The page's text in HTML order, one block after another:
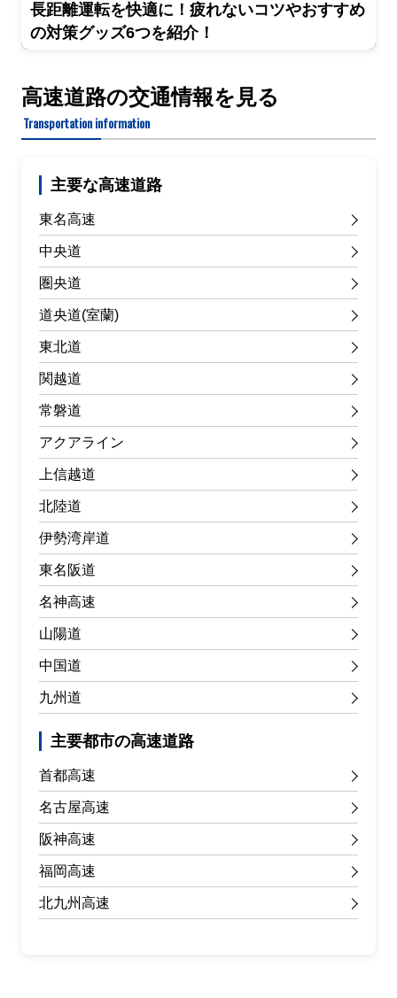
長距離運転を快適に！疲れないコツやおすすめ
の対策グッズ6つを紹介！
高速道路の交通情報を見る
Transportation information
主要な高速道路
東名高速
中央道
圏央道
道央道(室蘭)
東北道
関越道
常磐道
アクアライン
上信越道
北陸道
伊勢湾岸道
東名阪道
名神高速
山陽道
中国道
九州道
主要都市の高速道路
首都高速
名古屋高速
阪神高速
福岡高速
北九州高速